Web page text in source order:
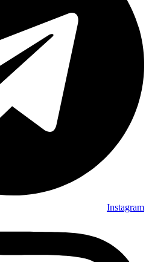
Instagram